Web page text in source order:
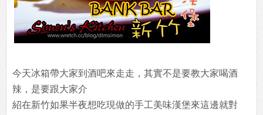
今天冰箱帶大家到酒吧來走走，其實不是要教大家喝酒
辣，是要跟大家介
紹在新竹如果半夜想吃現做的手工美味漢堡來這邊就對